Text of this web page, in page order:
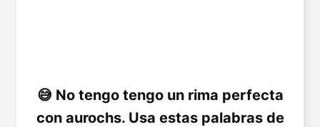
No tengo tengo un rima perfecta
con aurochs. Usa estas palabras de